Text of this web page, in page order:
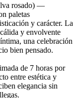
rosado) —
paletas
y carácter. La
y envolvente
una celebración
bien pensado.
de 7 horas por
entre estética y
elegancia sin